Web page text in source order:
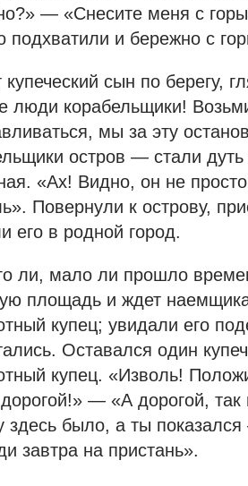
— «Снесите меня с
подхватили и бережно с
купеческий сын по берегу,
люди корабельщики!
мы за эту
остров — стали
«Ах! Видно, он не
Повернули к острову,
его в родной город.
ли, мало ли прошло
площадь и ждет
купец; увидали его
Оставался один
купец. «Изволь!
— «А дорогой,
здесь было, а ты
завтра на пристань».